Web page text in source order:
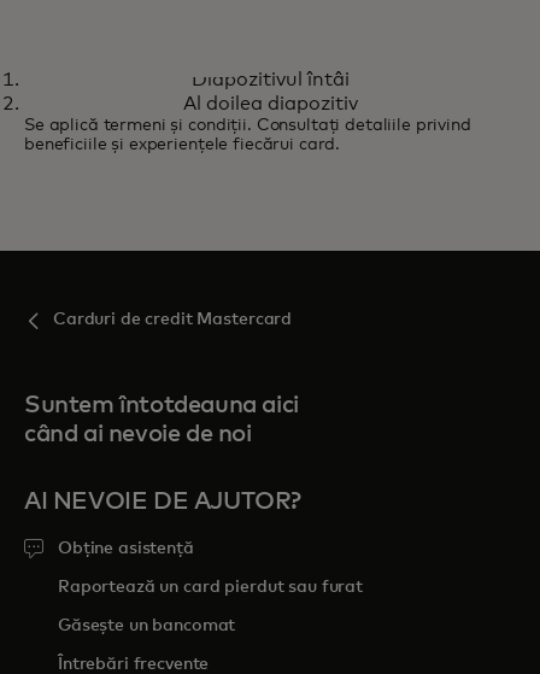
Poarta ta către oferte valoroase
Află mai multe
Diapozitivul întâi
Al doilea diapozitiv
Se aplică termeni și condiții. Consultați detaliile privind
beneficiile și experiențele fiecărui card.
Carduri de credit Mastercard
Suntem întotdeauna aici
când ai nevoie de noi
AI NEVOIE DE AJUTOR?
Obține asistență
Raportează un card pierdut sau furat
Găsește un bancomat
Întrebări frecvente